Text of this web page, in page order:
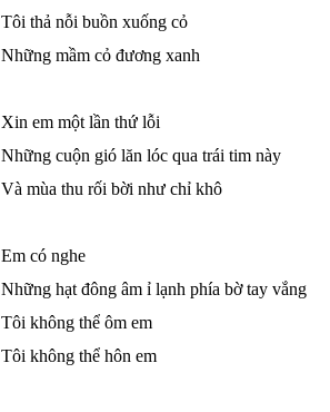
Tôi thả nỗi buồn xuống cỏ
Những mầm cỏ đương xanh
Xin em một lần thứ lỗi
Những cuộn gió lăn lóc qua trái tim này
Và mùa thu rối bời như chỉ khô
Em có nghe
Những hạt đông âm ỉ lạnh phía bờ tay vắng
Tôi không thể ôm em
Tôi không thể hôn em